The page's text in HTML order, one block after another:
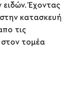
ειδών. Έχοντας
κατασκευή
τις
στον τομέα